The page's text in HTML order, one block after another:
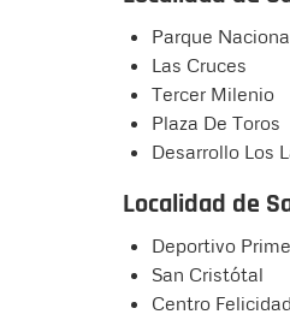
Parque
Las Cruces
Tercer Milenio
Plaza De Toros
Desarrollo Los
Localidad de
Deportivo
San Cristótal
Centro